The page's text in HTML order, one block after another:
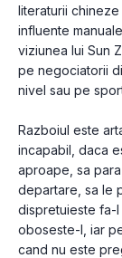
literaturii
influente
viziunea lui Sun
pe negociatorii
nivel sau pe
Razboiul este
incapabil, daca
aproape, sa
departare, sa le
dispretuieste fa-l
oboseste-l, iar
cand nu este